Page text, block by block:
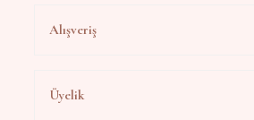
Alışveriş
Üyelik